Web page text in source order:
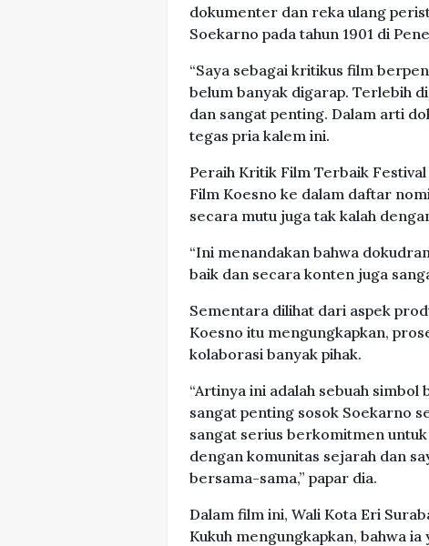
dokumenter dan reka ulang
Soekarno pada tahun 1901 di
“Saya sebagai kritikus film
belum banyak digarap. Terlebih
dan sangat penting. Dalam arti
tegas pria kalem ini.
Peraih Kritik Film Terbaik
Film Koesno ke dalam daftar
secara mutu juga tak kalah
“Ini menandakan bahwa
baik dan secara konten juga
Sementara dilihat dari aspek
Koesno itu mengungkapkan,
kolaborasi banyak pihak.
“Artinya ini adalah sebuah
sangat penting sosok Soekarno
sangat serius berkomitmen
dengan komunitas sejarah dan
bersama-sama,” papar dia.
Dalam film ini, Wali Kota Eri
Kukuh mengungkapkan, bahwa